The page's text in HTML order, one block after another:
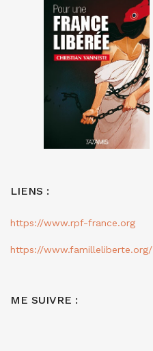
LIENS :
https://www.rpf-france.org
https://www.familleliberte.org/
ME SUIVRE :